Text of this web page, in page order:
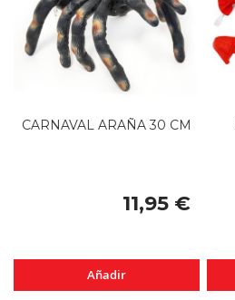
CARNAVAL ARAÑA 30 CM
11,95 €
Añadir